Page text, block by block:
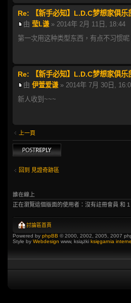
Re: 【新手必知】L.D.C梦想家俱乐
由 莹L谦 » 2014年 2月 11日, 18:44
第一次用这种类型东西，有点不习惯
Re: 【新手必知】L.D.C梦想家俱乐
由 伊萱爱谦 » 2014年 7月 30日,
新人收到~~~
上一頁
發表回覆
回到 見證奇跡區
誰在線上
正在瀏覽這個版面的使用者：沒有註冊會員 和
討論區首頁
Powered by phpBB © 2000, 2002, 2005, 2007
Style by Webdesign www, książki księgarnia